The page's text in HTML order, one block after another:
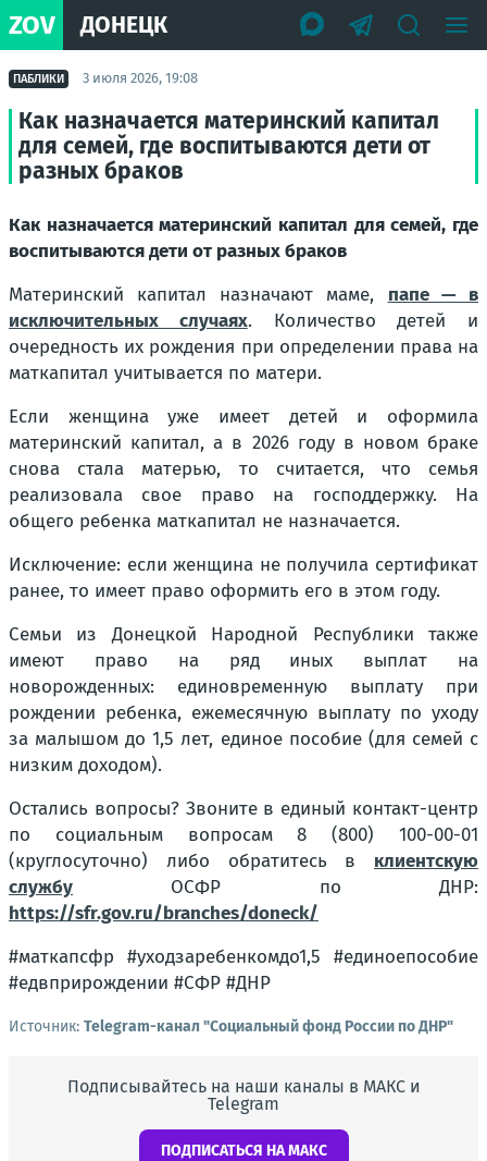
ZOV ДОНЕЦК
ПАБЛИКИ 3 июля 2026, 19:08
Как назначается материнский капитал
для семей, где воспитываются дети от
разных браков
Как назначается материнский капитал для семей, где
воспитываются дети от разных браков
Материнский капитал назначают маме, папе — в
исключительных случаях. Количество детей и
очередность их рождения при определении права на
маткапитал учитывается по матери.
Если женщина уже имеет детей и оформила
материнский капитал, а в 2026 году в новом браке
снова стала матерью, то считается, что семья
реализовала свое право на господдержку. На
общего ребенка маткапитал не назначается.
Исключение: если женщина не получила сертификат
ранее, то имеет право оформить его в этом году.
Семьи из Донецкой Народной Республики также
имеют право на ряд иных выплат на
новорожденных: единовременную выплату при
рождении ребенка, ежемесячную выплату по уходу
за малышом до 1,5 лет, единое пособие (для семей с
низким доходом).
Остались вопросы? Звоните в единый контакт-центр
по социальным вопросам 8 (800) 100-00-01
(круглосуточно) либо обратитесь в клиентскую
службу ОСФР по ДНР:
https://sfr.gov.ru/branches/doneck/
#маткапсфр #уходзаребенкомдо1,5 #единоепособие
#едвприрождении #СФР #ДНР
Источник: Telegram-канал "Социальный фонд России по ДНР"
Подписывайтесь на наши каналы в МАКС и
Telegram
ПОДПИСАТЬСЯ НА МАКС